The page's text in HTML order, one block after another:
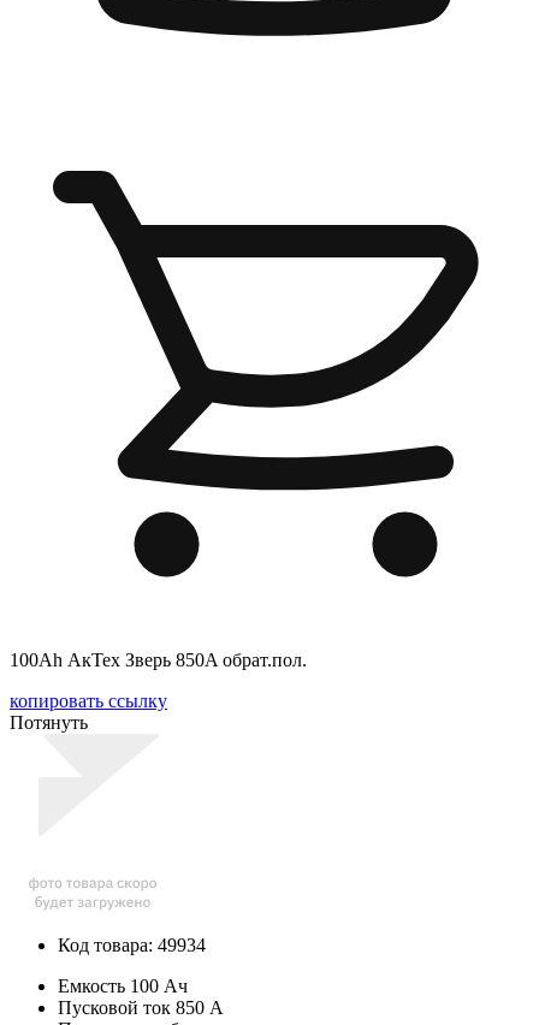
100Ah АкТех Зверь 850A обрат.пол.
копировать ссылку
Потянуть
Код товара: 49934
Емкость 100 Ач
Пусковой ток 850 А